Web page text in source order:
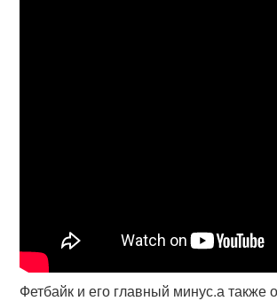
Фетбайк и его главный минус.а также